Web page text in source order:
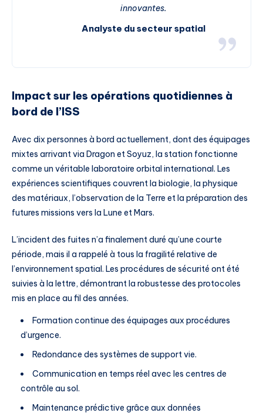
innovantes.
Analyste du secteur spatial
Impact sur les opérations quotidiennes à
bord de l’ISS
Avec dix personnes à bord actuellement, dont des équipages
mixtes arrivant via Dragon et Soyuz, la station fonctionne
comme un véritable laboratoire orbital international. Les
expériences scientifiques couvrent la biologie, la physique
des matériaux, l’observation de la Terre et la préparation des
futures missions vers la Lune et Mars.
L’incident des fuites n’a finalement duré qu’une courte
période, mais il a rappelé à tous la fragilité relative de
l’environnement spatial. Les procédures de sécurité ont été
suivies à la lettre, démontrant la robustesse des protocoles
mis en place au fil des années.
Formation continue des équipages aux procédures
d’urgence.
Redondance des systèmes de support vie.
Communication en temps réel avec les centres de
contrôle au sol.
Maintenance prédictive grâce aux données